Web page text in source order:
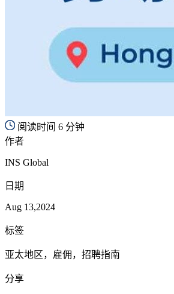
阅读时间 6 分钟
作者
INS Global
日期
Aug 13,2024
标签
亚太地区，雇佣，招聘指南
分享